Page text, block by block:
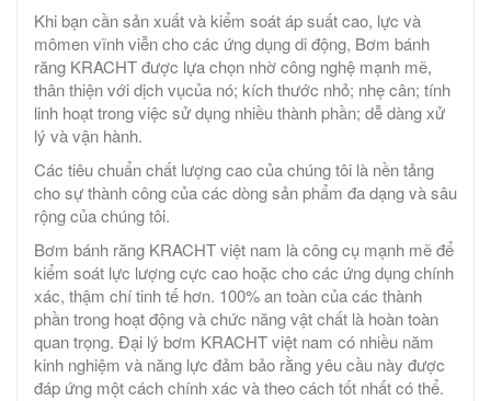
Khi bạn cần sản xuất và kiểm soát áp suất cao, lực và
mômen vĩnh viễn cho các ứng dụng di động, Bơm bánh
răng KRACHT được lựa chọn nhờ công nghệ mạnh mẽ,
thân thiện với dịch vụcủa nó; kích thước nhỏ; nhẹ cân; tính
linh hoạt trong việc sử dụng nhiều thành phần; dễ dàng xử
lý và vận hành.
Các tiêu chuẩn chất lượng cao của chúng tôi là nền tảng
cho sự thành công của các dòng sản phẩm đa dạng và sâu
rộng của chúng tôi.
Bơm bánh răng KRACHT việt nam là công cụ mạnh mẽ để
kiểm soát lực lượng cực cao hoặc cho các ứng dụng chính
xác, thậm chí tinh tế hơn. 100% an toàn của các thành
phần trong hoạt động và chức năng vật chất là hoàn toàn
quan trọng. Đại lý bơm KRACHT việt nam có nhiều năm
kinh nghiệm và năng lực đảm bảo rằng yêu cầu này được
đáp ứng một cách chính xác và theo cách tốt nhất có thể.